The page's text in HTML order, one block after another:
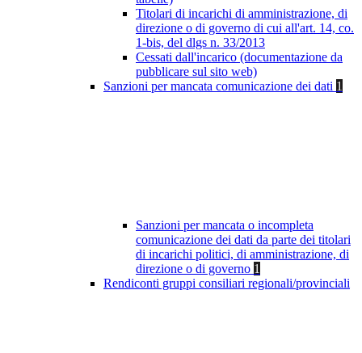
Titolari di incarichi di amministrazione, di
direzione o di governo di cui all'art. 14, co.
1-bis, del dlgs n. 33/2013
Cessati dall'incarico (documentazione da
pubblicare sul sito web)
Sanzioni per mancata comunicazione dei dati 1
Sanzioni per mancata o incompleta
comunicazione dei dati da parte dei titolari
di incarichi politici, di amministrazione, di
direzione o di governo 1
Rendiconti gruppi consiliari regionali/provinciali